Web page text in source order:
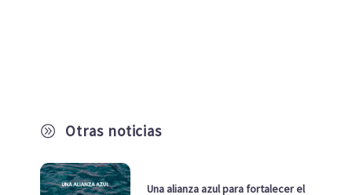
A Otras noticias
Una alianza azul para fortalecer el